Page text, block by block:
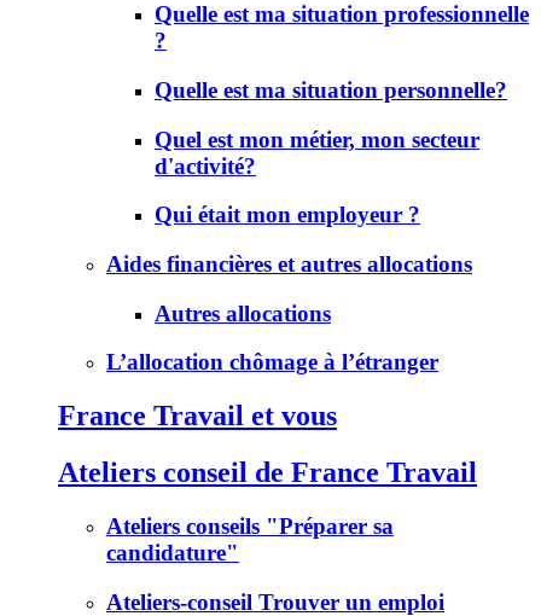
Quelle est ma situation professionnelle
?
Quelle est ma situation personnelle?
Quel est mon métier, mon secteur
d'activité?
Qui était mon employeur ?
Aides financières et autres allocations
Autres allocations
L’allocation chômage à l’étranger
France Travail et vous
Ateliers conseil de France Travail
Ateliers conseils "Préparer sa
candidature"
Ateliers-conseil Trouver un emploi